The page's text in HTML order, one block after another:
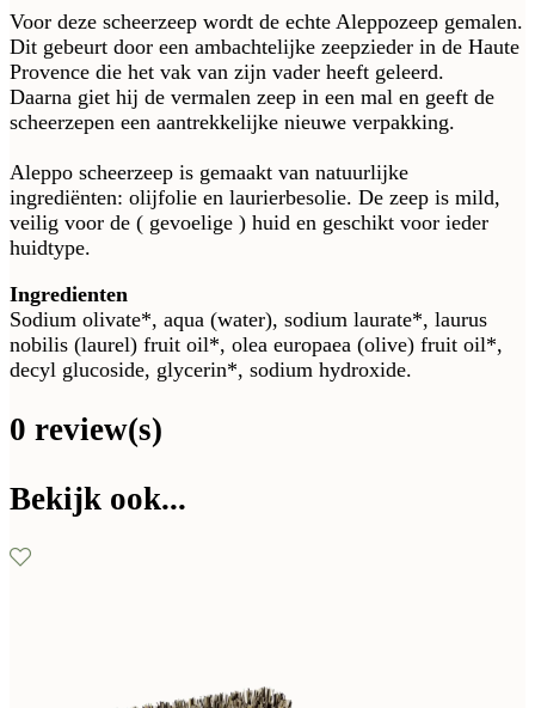
Voor deze scheerzeep wordt de echte Aleppozeep gemalen.
Dit gebeurt door een ambachtelijke zeepzieder in de Haute
Provence die het vak van zijn vader heeft geleerd.
Daarna giet hij de vermalen zeep in een mal en geeft de
scheerzepen een aantrekkelijke nieuwe verpakking.
Aleppo scheerzeep is gemaakt van natuurlijke
ingrediënten: olijfolie en laurierbesolie. De zeep is mild,
veilig voor de ( gevoelige ) huid en geschikt voor ieder
huidtype.
Ingredienten
Sodium olivate*, aqua (water), sodium laurate*, laurus
nobilis (laurel) fruit oil*, olea europaea (olive) fruit oil*,
decyl glucoside, glycerin*, sodium hydroxide.
0 review(s)
Bekijk ook...